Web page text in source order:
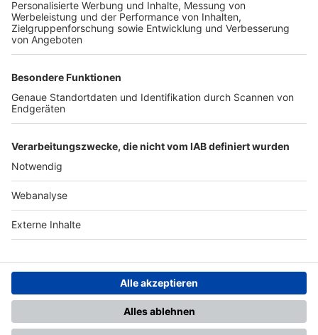
TOP-PARTNER
Nutzungsbedingungen Datenschutz Impressum